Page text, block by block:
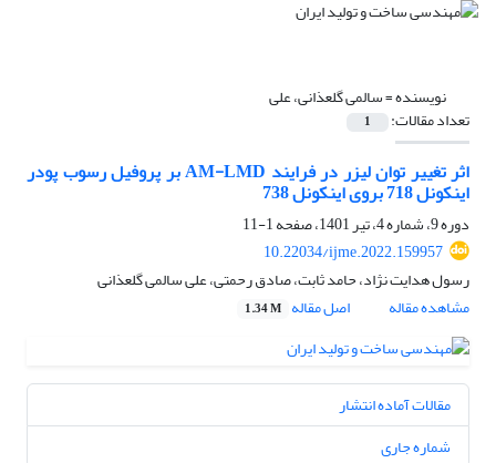
نویسنده =سالمی گلعذانی، علی
تعداد مقالات: 1
اثر تغییر توان لیزر در فرایند AM-LMD بر پروفیل رسوب پودر
اینکونل 718 بروی اینکونل 738
دوره 9، شماره 4، تیر 1401، صفحه
1-11
10.22034/ijme.2022.159957
رسول هدایت نژاد، حامد ثابت، صادق رحمتی، علی سالمی گلعذانی
مشاهده مقاله
اصل مقاله 1.34 M
مقالات آماده انتشار
شماره جاری